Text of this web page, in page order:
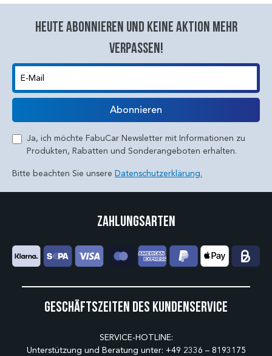
Heute abonnieren und keine aktion mehr
verpassen!
E-Mail
Abonnieren
Ja, ich möchte FabuCar Newsletter mit Informationen zu
Produkten, Rabatten und Sonderangeboten erhalten.
Bitte beachten Sie unsere Datenschutzerklärung.
Geschäftszeiten des Kundenservice
SERVICE-HOTLINE:
Unterstützung und Beratung unter: +49 2336 – 8193175
Zahlungsarten